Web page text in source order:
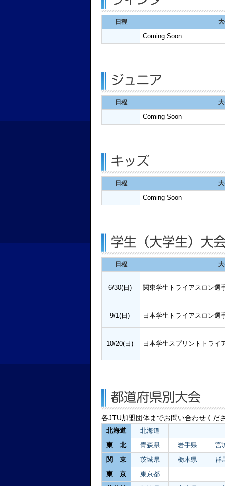
日程
Coming Soon
日程
Coming Soon
日程
Coming Soon
日程
6/30(日) 関東学生トライアスロン選
9/1(日) 日本学生トライアスロン選
10/20(日) 日本学生スプリントトライ
各JTU加盟団体までお問い合わせくだ
北海道
北海道
東 北
青森県 岩手県
宮
関 東
茨城県 栃木県
群
東 京
東京都